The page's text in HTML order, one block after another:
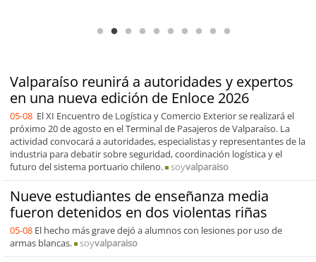
Valparaíso reunirá a autoridades y expertos
en una nueva edición de Enloce 2026
05-08 El XI Encuentro de Logística y Comercio Exterior se realizará el
próximo 20 de agosto en el Terminal de Pasajeros de Valparaíso. La
actividad convocará a autoridades, especialistas y representantes de la
industria para debatir sobre seguridad, coordinación logística y el
futuro del sistema portuario chileno.
soyvalparaiso
Nueve estudiantes de enseñanza media
fueron detenidos en dos violentas riñas
05-08 El hecho más grave dejó a alumnos con lesiones por uso de
armas blancas.
soyvalparaiso